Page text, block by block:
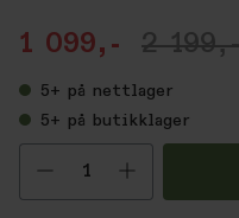
1 099,- 2
5+ på nettlager
5+ på butikklager
Velg antall